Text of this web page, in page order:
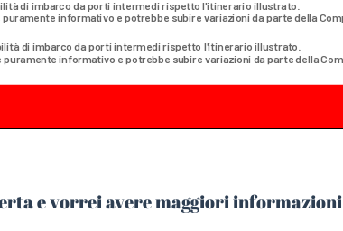
e vorrei avere maggiori informazioni